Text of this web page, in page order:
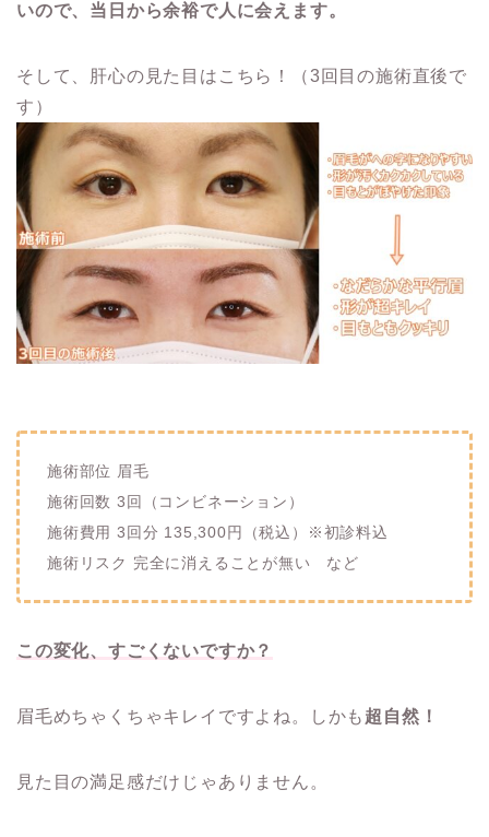
いので、当日から余裕で人に会えます。
そして、肝心の見た目はこちら！（3回目の施術直後で
す）
施術部位 眉毛
施術回数 3回（コンビネーション）
施術費用 3回分 135,300円（税込）※初診料込
施術リスク 完全に消えることが無い など
この変化、すごくないですか？
眉毛めちゃくちゃキレイですよね。しかも 超自然！
見た目の満足感だけじゃありません。